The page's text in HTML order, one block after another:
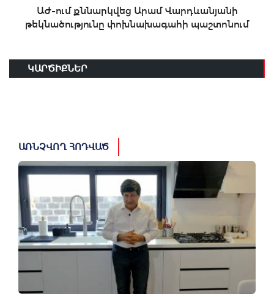
ԱԺ-ում քննարկվեց Արամ Վարդևանյանի
թեկնածությունը փոխնախագահի պաշտոնում
ԿԱՐԾԻՔՆԵՐ
ԱՌՆՉՎՈՂ ՀՈԴՎԱԾ